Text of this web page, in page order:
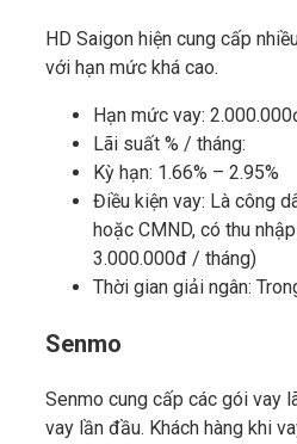
HD Saigon hiện cung cấp
với hạn mức khá cao.
Hạn mức vay:
Lãi suất % / tháng:
Kỳ hạn: 1.66% – 2.95%
Điều kiện vay: Là công
hoặc CMND, có thu
3.000.000đ / tháng)
Thời gian giải ngân:
Senmo
Senmo cung cấp các gói vay
vay lần đầu. Khách hàng khi